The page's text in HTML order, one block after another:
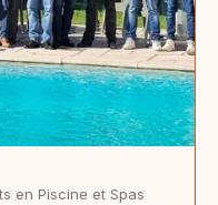
en Piscine et Spas